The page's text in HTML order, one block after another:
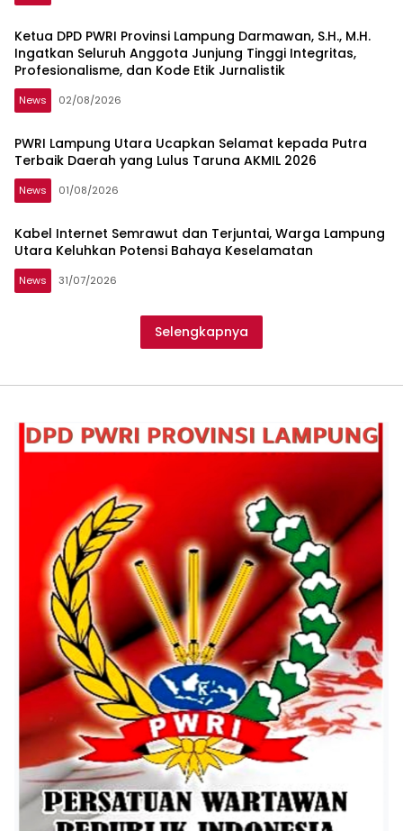
Ketua DPD PWRI Provinsi Lampung Darmawan, S.H., M.H.
Ingatkan Seluruh Anggota Junjung Tinggi Integritas,
Profesionalisme, dan Kode Etik Jurnalistik
News 02/08/2026
PWRI Lampung Utara Ucapkan Selamat kepada Putra
Terbaik Daerah yang Lulus Taruna AKMIL 2026
News 01/08/2026
Kabel Internet Semrawut dan Terjuntai, Warga Lampung
Utara Keluhkan Potensi Bahaya Keselamatan
News 31/07/2026
Selengkapnya